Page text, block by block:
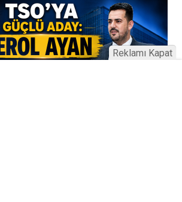
Reklamı Kapat